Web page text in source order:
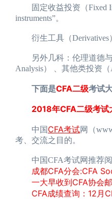
固定收益投资（Fixed
instruments”。
衍生工具（Derivatives）
另外几科：伦理道德与专
Analysis） 、其他类投资（
下面是CFA二级考试
2018年CFA二级考试
中国 CFA考试网（
考、交流之目的。
中国CFA考试网推荐阅
成都CFA分会:CFA
一大早收到CFA协会
CFA成绩查询：12月